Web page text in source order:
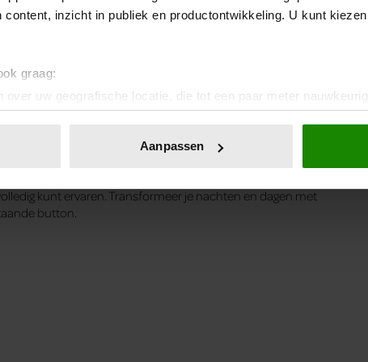
content, inzicht in publiek en productontwikkeling. U kunt
graag:
over uw geografische locatie, die tot een paar meter
door het actief te scannen op specifieke eigenschappen
of intrekken in de Cookieverklaring.
en advertenties te personaliseren, om functies voor social
Ook delen we informatie over uw gebruik van onze site met
op basis van uw gebruik van hun services. U gaat
Aanpassen
in
strategieën om het ‘slapeloosheidsmonster’ te
kunt ervaren. Transformeer je nachten en dagen met
button.